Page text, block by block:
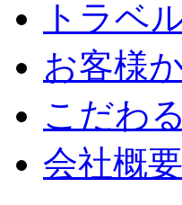
トラベ
お客様
こだわ
会社概要